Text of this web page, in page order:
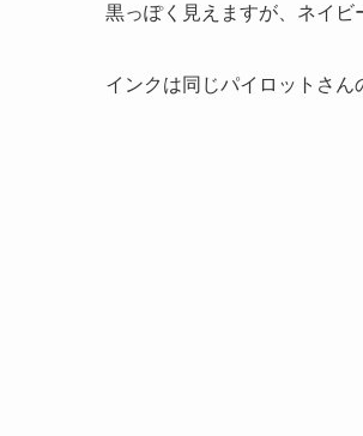
黒っぽく見えますが、ネイビ
インクは同じパイロットさ